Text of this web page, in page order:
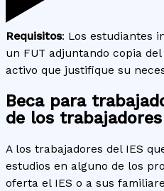
Requisitos: Los estudiantes
un FUT adjuntando copia
activo que justifique su
Beca para
de los trabajadores
A los trabajadores del IES
estudios en alguno de los
oferta el IES o a sus